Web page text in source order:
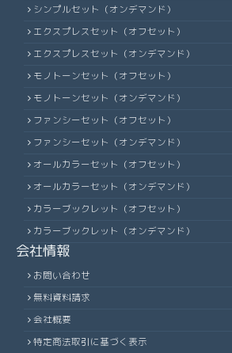
シンプルセット（オンデマンド）
エクスプレスセット（オフセット）
エクスプレスセット（オンデマンド）
モノトーンセット（オフセット）
モノトーンセット（オンデマンド）
ファンシーセット（オフセット）
ファンシーセット（オンデマンド）
オールカラーセット（オフセット）
オールカラーセット（オンデマンド）
カラーブックレット（オフセット）
カラーブックレット（オンデマンド）
会社情報
お問い合わせ
無料資料請求
会社概要
特定商法取引に基づく表示